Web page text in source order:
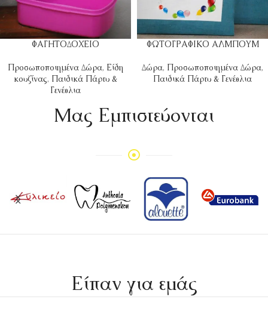
ΦΑΓΗΤΟΔΟΧΕΙΟ
Προσωποποιημένα Δώρα, Είδη
κουζίνας, Παιδικά Πάρτυ &
Γενέθλια
ΦΩΤΟΓΡΑΦΙΚΟ ΑΛΜΠΟΥΜ
Δώρα, Προσωποποιημένα Δώρα,
Παιδικά Πάρτυ & Γενέθλια
Mας Εμπιστεύονται
Είπαν για εμάς